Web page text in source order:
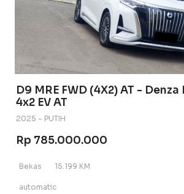
D9 MRE FWD (4X2) AT -
4x2 EV AT
2025 - PUTIH
Rp 785.000.000
Bekas 15.199 KM
automatic